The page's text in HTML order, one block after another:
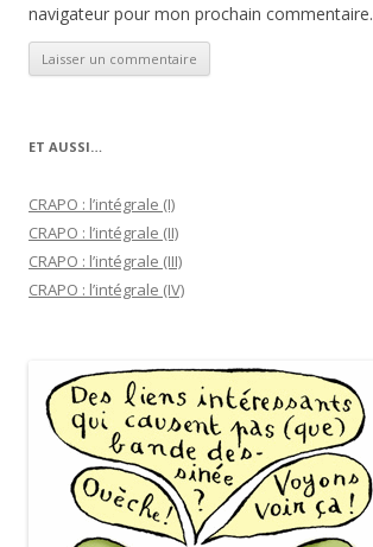
navigateur pour mon prochain commentaire.
ET AUSSI…
CRAPO : l’intégrale (I)
CRAPO : l’intégrale (II)
CRAPO : l’intégrale (III)
CRAPO : l’intégrale (IV)